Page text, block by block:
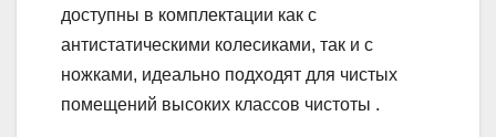
доступны в комплектации как с
антистатическими колесиками, так и с
ножками, идеально подходят для чистых
помещений высоких классов чистоты .